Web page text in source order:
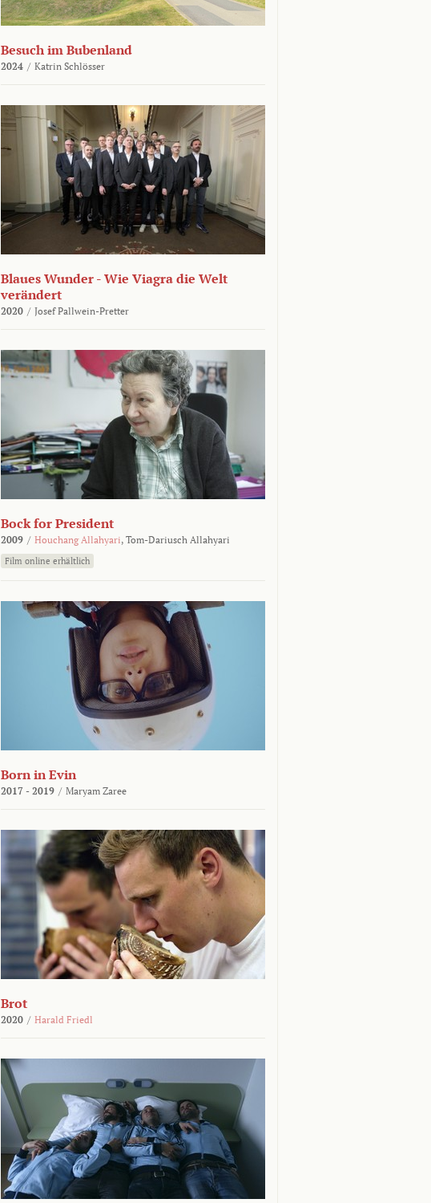
Besuch im Bubenland
2024 / Katrin Schlösser
Blaues Wunder - Wie Viagra die Welt
verändert
2020 / Josef Pallwein-Pretter
Bock for President
2009 / Houchang Allahyari, Tom-Dariusch Allahyari
Film online erhältlich
Born in Evin
2017 - 2019 / Maryam Zaree
Brot
2020 / Harald Friedl